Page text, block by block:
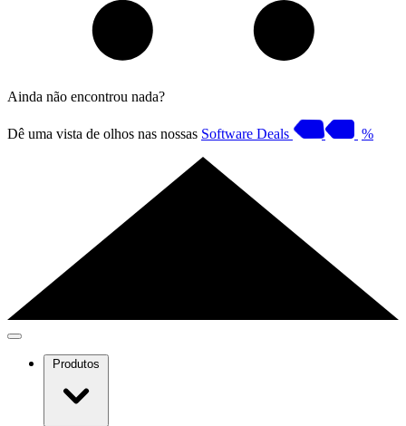
Ainda não encontrou nada?
Dê uma vista de olhos nas nossas Software Deals %
Produtos